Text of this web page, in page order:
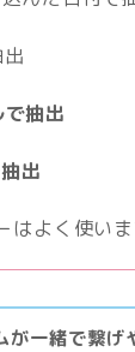
抽出
出
よく使いま
が一緒で繋げ